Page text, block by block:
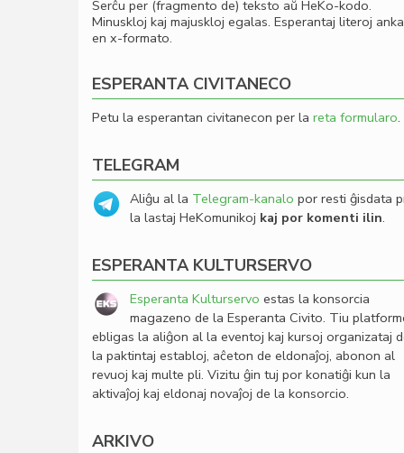
Serĉu per (fragmento de) teksto aŭ HeKo-kodo.
Minuskloj kaj majuskloj egalas. Esperantaj literoj
en x-formato.
ESPERANTA CIVITANECO
Petu la esperantan civitanecon per la reta formularo.
TELEGRAM
Aliĝu al la Telegram-kanalo por resti ĝisdata
la lastaj HeKomunikoj kaj por komenti ilin.
ESPERANTA KULTURSERVO
Esperanta Kulturservo estas la konsorcia
magazeno de la Esperanta Civito. Tiu
ebligas la aliĝon al la eventoj kaj kursoj organizataj
la paktintaj establoj, aĉeton de eldonaĵoj, abonon al
revuoj kaj multe pli. Vizitu ĝin tuj por konatiĝi kun la
aktivaĵoj kaj eldonaj novaĵoj de la konsorcio.
ARKIVO